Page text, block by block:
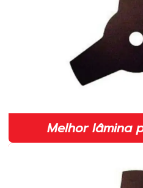
Fabricante de fio de nylon para
Fabricante de lâmina para
Fabricante de lâminas para
Fabricante de peças para roçadeiras
Faca 2 pontas para roçadeira
Melhor lâmina